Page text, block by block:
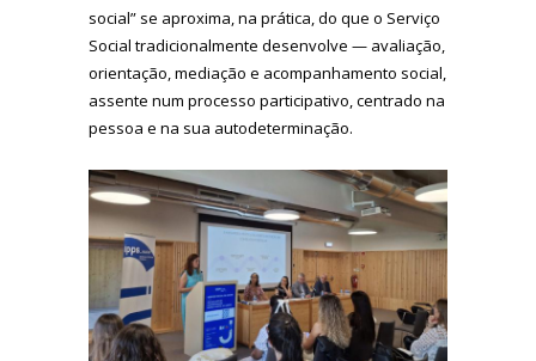
social” se aproxima, na prática, do que o Serviço
Social tradicionalmente desenvolve — avaliação,
orientação, mediação e acompanhamento social,
assente num processo participativo, centrado na
pessoa e na sua autodeterminação.